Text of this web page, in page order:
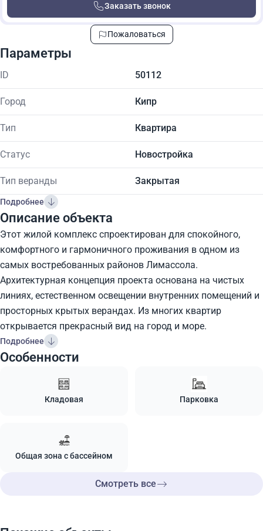
Заказать звонок
Пожаловаться
Параметры
ID 50112
Город Кипр
Тип Квартира
Статус Новостройка
Тип веранды Закрытая
Подробнее
Описание объекта
Этот жилой комплекс спроектирован для спокойного,
комфортного и гармоничного проживания в одном из
самых востребованных районов Лимассола.
Архитектурная концепция проекта основана на чистых
линиях, естественном освещении внутренних помещений и
просторных крытых верандах. Из многих квартир
открывается прекрасный вид на город и море.
Подробнее
Особенности
Кладовая Парковка
Общая зона с бассейном
Смотреть все